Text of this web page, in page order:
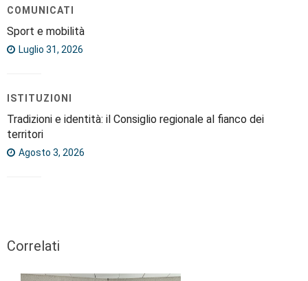
COMUNICATI
Sport e mobilità
Luglio 31, 2026
ISTITUZIONI
Tradizioni e identità: il Consiglio regionale al fianco dei
territori
Agosto 3, 2026
Correlati